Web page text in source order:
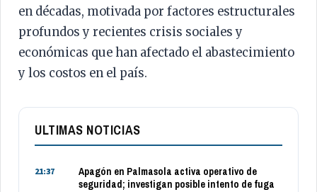
en décadas, motivada por factores estructurales
profundos y recientes crisis sociales y
económicas que han afectado el abastecimiento
y los costos en el país.
ULTIMAS NOTICIAS
21:37
Apagón en Palmasola activa operativo de
seguridad; investigan posible intento de fuga